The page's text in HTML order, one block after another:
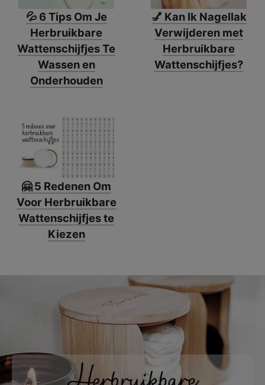
💦 6 Tips Om Je
Herbruikbare
Wattenschijfjes Te
Wassen en
Onderhouden
💅 Kan Ik Nagellak
Verwijderen met
Herbruikbare
Wattenschijfjes?
🤗 5 Redenen Om
Voor Herbruikbare
Wattenschijfjes te
Kiezen